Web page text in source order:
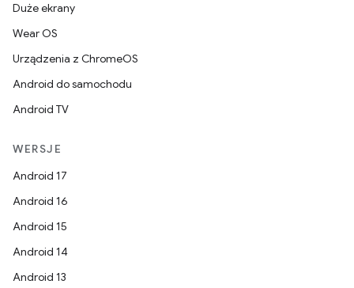
Duże ekrany
Wear OS
Urządzenia z ChromeOS
Android do samochodu
Android TV
WERSJE
Android 17
Android 16
Android 15
Android 14
Android 13